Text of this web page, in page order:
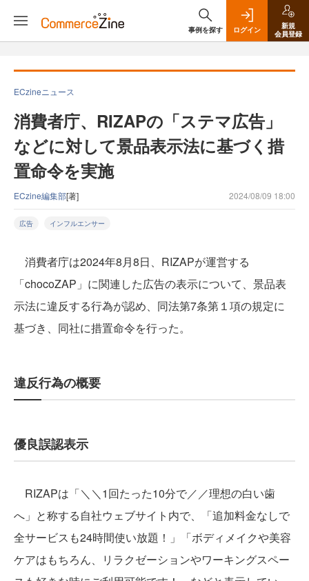
事例を探す ログイン
新規
会員登録
ECzineニュース
消費者庁、RIZAPの「ステマ広告」
などに対して景品表示法に基づく措
置命令を実施
ECzine編集部[著] 2024/08/09 18:00
広告 インフルエンサー
消費者庁は2024年8月8日、RIZAPが運営する
「chocoZAP」に関連した広告の表示について、景品表
示法に違反する行為が認め、同法第7条第１項の規定に
基づき、同社に措置命令を行った。
違反行為の概要
優良誤認表示
RIZAPは「＼＼1回たった10分で／／理想の白い歯
へ」と称する自社ウェブサイト内で、「追加料金なしで
全サービスも24時間使い放題！」「ボディメイクや美容
ケアはもちろん、リラクゼーションやワーキングスペー